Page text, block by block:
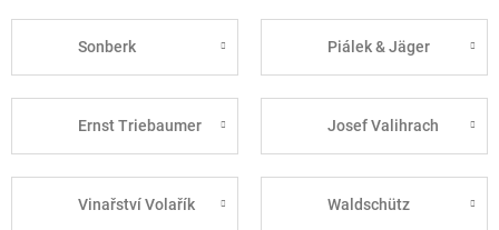
Sonberk Piálek & Jäger
Ernst Triebaumer Josef Valihrach
Vinařství Volařík Waldschütz